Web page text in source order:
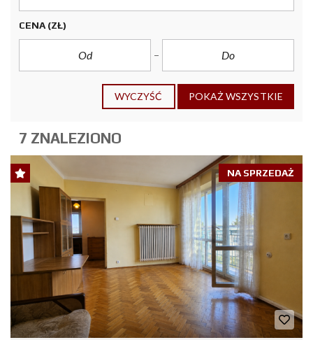
CENA (ZŁ)
WYCZYŚĆ POKAŻ WSZYSTKIE
7 ZNALEZIONO
NA SPRZEDAŻ